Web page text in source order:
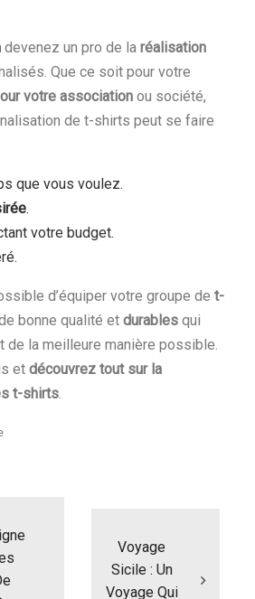
devenez un pro de la réalisation
Que ce soit pour votre
votre association ou société,
de t-shirts peut se faire
que vous voulez.
.
votre budget.
d’équiper votre groupe de t-
bonne qualité et durables qui
de la meilleure manière possible.
et découvrez tout sur la
t-shirts.
Voyage
Sicile : Un
Voyage Qui